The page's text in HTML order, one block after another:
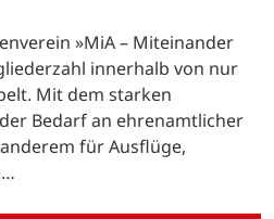
»MiA – Miteinander
innerhalb von nur
Mit dem starken
Bedarf an ehrenamtlicher
für Ausflüge,